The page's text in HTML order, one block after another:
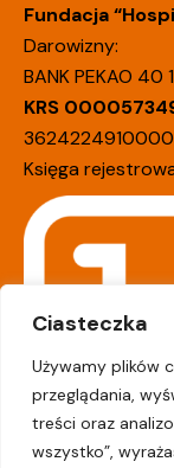
Ciasteczka
Używamy plików
przeglądania,
treści oraz
wszystko”,
Fundacja
Darowizny:
BANK PEKAO 40
KRS
Księga